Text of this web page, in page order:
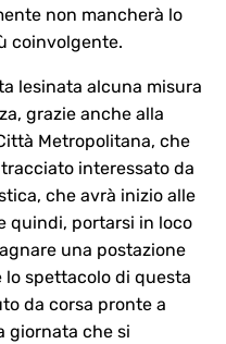
non mancherà lo
coinvolgente.
lesinata alcuna misura
grazie anche alla
Metropolitana, che
interessato da
che avrà inizio alle
quindi, portarsi in loco
una postazione
spettacolo di questa
da corsa pronte a
giornata che si